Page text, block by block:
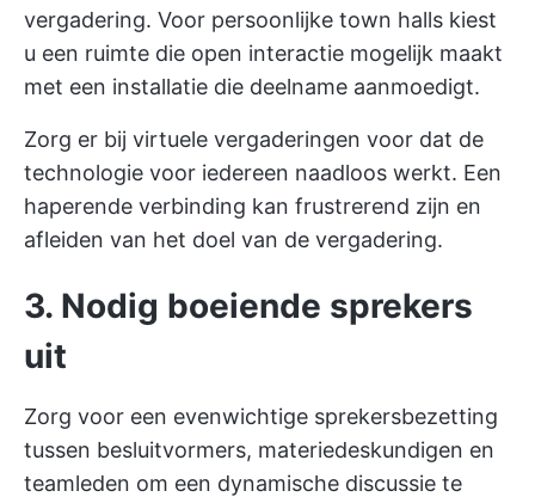
vergadering. Voor persoonlijke town halls kiest
u een ruimte die open interactie mogelijk maakt
met een installatie die deelname aanmoedigt.
Zorg er bij virtuele vergaderingen voor dat de
technologie voor iedereen naadloos werkt. Een
haperende verbinding kan frustrerend zijn en
afleiden van het doel van de vergadering.
3. Nodig boeiende sprekers
uit
Zorg voor een evenwichtige sprekersbezetting
tussen besluitvormers, materiedeskundigen en
teamleden om een dynamische discussie te